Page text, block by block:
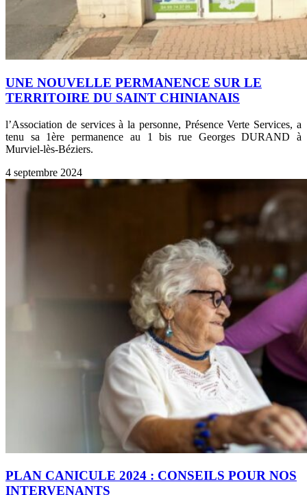
UNE NOUVELLE PERMANENCE SUR LE
TERRITOIRE DU SAINT CHINIANAIS
l’Association de services à la personne, Présence Verte Services, a
tenu sa 1ère permanence au 1 bis rue Georges DURAND à
Murviel-lès-Béziers.
4 septembre 2024
PLAN CANICULE 2024 : CONSEILS POUR NOS
INTERVENANTS